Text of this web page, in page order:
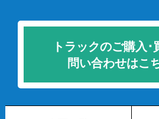
トラックのご購入･
問い合わせはこ